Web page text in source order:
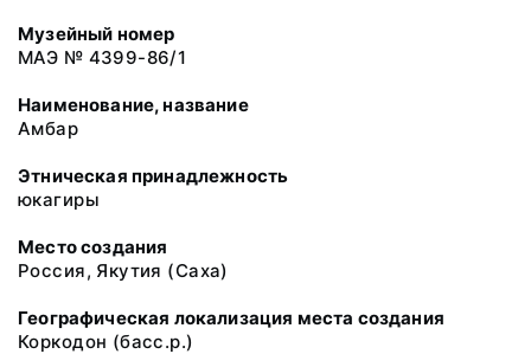
Музейный номер
МАЭ № 4399-86/1
Наименование, название
Амбар
Этническая принадлежность
юкагиры
Место создания
Россия, Якутия (Саха)
Географическая локализация места создания
Коркодон (басс.р.)